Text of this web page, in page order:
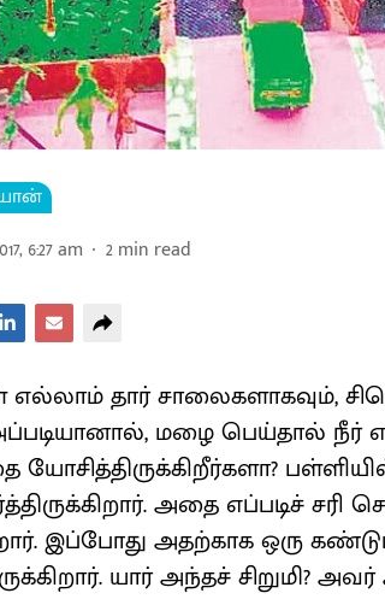
6:27 am 2min read
தார் சாலைகளாகவும்,
மழை பெய்தால் நீர்
பள்ளியில்
அதை எப்படிச் சரி
இப்போது அதற்காக ஒரு
யார் அந்தச் சிறுமி?